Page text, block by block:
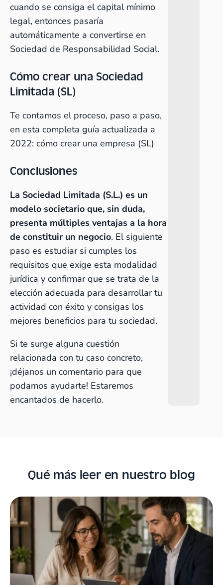
cuando se consiga el capital mínimo
legal, entonces pasaría
automáticamente a convertirse en
Sociedad de Responsabilidad Social.
Cómo crear una Sociedad
Limitada (SL)
Te contamos el proceso, paso a paso,
en esta completa guía actualizada a
2022: cómo crear una empresa (SL)
Conclusiones
La Sociedad Limitada (S.L.) es un
modelo societario que, sin duda,
presenta múltiples ventajas a la hora
de constituir un negocio. El siguiente
paso es estudiar si cumples los
requisitos que exige esta modalidad
jurídica y confirmar que se trata de la
elección adecuada para desarrollar tu
actividad con éxito y consigas los
mejores beneficios para tu sociedad.
Si te surge alguna cuestión
relacionada con tu caso concreto,
¡déjanos un comentario para que
podamos ayudarte! Estaremos
encantados de hacerlo.
Qué más leer en nuestro blog